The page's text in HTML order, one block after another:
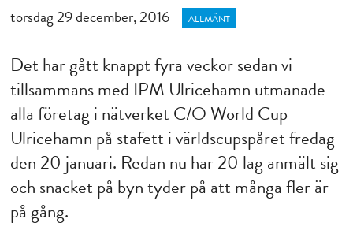
torsdag 29 december, 2016 ALLMÄNT
Det har gått knappt fyra veckor sedan vi
tillsammans med IPM Ulricehamn utmanade
alla företag i nätverket C/O World Cup
Ulricehamn på stafett i världscupspåret fredag
den 20 januari. Redan nu har 20 lag anmält sig
och snacket på byn tyder på att många fler är
på gång.